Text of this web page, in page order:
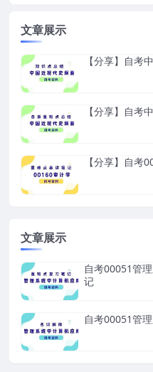
文章展示
【分享】自考
【分享】自考
【分享】自考
文章展示
自考00051管
记
自考00051管